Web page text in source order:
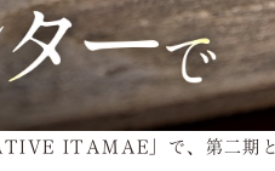
ITAMAE」で、第二期